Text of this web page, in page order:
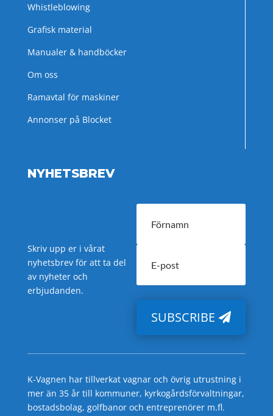
Whistleblowing
Grafisk material
Manualer & handböcker
Om oss
Ramavtal för maskiner
Annonser på Blocket
NYHETSBREV
Skriv upp er i vårat
nyhetsbrev för att ta del
av nyheter och
erbjudanden.
SUBSCRIBE
K-Vagnen har tillverkat vagnar och övrig utrustning i
mer än 35 år till kommuner, kyrkogårdsförvaltningar,
bostadsbolag, golfbanor och entreprenörer m.fl.